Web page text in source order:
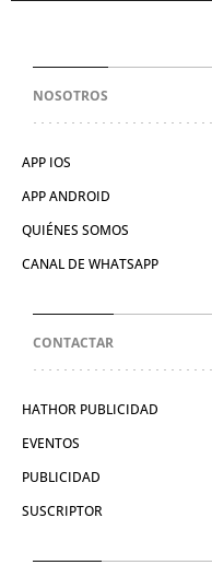
NOSOTROS
APP IOS
APP ANDROID
QUIÉNES SOMOS
CANAL DE WHATSAPP
CONTACTAR
HATHOR PUBLICIDAD
EVENTOS
PUBLICIDAD
SUSCRIPTOR